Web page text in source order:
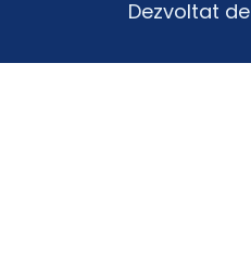
Dezvoltat de